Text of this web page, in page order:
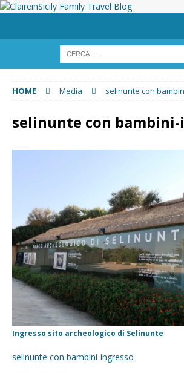
HOME Media selinunte con
selinunte con bambini-
Ingresso sito archeologico di Selinunte
selinunte con bambini-ingresso